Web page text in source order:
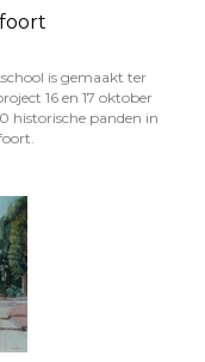
is gemaakt ter
16 en 17 oktober
historische panden in